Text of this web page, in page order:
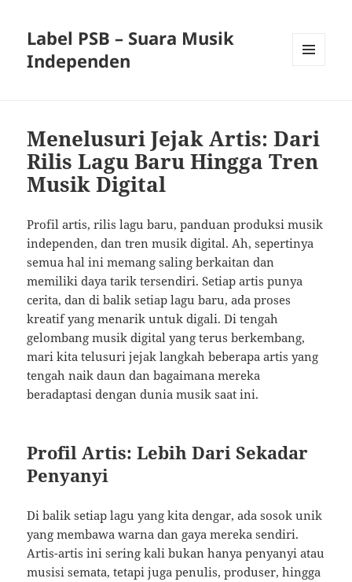
Label PSB – Suara Musik
Independen
Menelusuri Jejak Artis: Dari
Rilis Lagu Baru Hingga Tren
Musik Digital
Profil artis, rilis lagu baru, panduan produksi musik
independen, dan tren musik digital. Ah, sepertinya
semua hal ini memang saling berkaitan dan
memiliki daya tarik tersendiri. Setiap artis punya
cerita, dan di balik setiap lagu baru, ada proses
kreatif yang menarik untuk digali. Di tengah
gelombang musik digital yang terus berkembang,
mari kita telusuri jejak langkah beberapa artis yang
tengah naik daun dan bagaimana mereka
beradaptasi dengan dunia musik saat ini.
Profil Artis: Lebih Dari Sekadar
Penyanyi
Di balik setiap lagu yang kita dengar, ada sosok unik
yang membawa warna dan gaya mereka sendiri.
Artis-artis ini sering kali bukan hanya penyanyi atau
musisi semata, tetapi juga penulis, produser, hingga